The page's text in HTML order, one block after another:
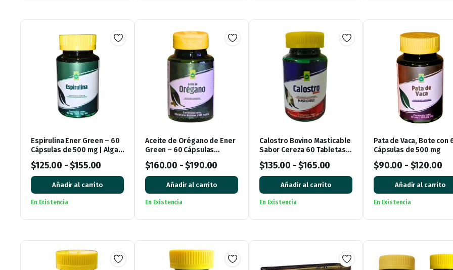
Espirulina Ener Green – 60
Cápsulas de 500 mg | Alga
Natural en Cápsulas
$125.00 -$155.00
Añadir al carrito
En Existencia
Aceite de Orégano de Ener
Green – 60 Cápsulas
Blandas
$160.00 -$190.00
Añadir al carrito
En Existencia
Calostro Bovino Masticable
Sabor Cereza 60 Tabletas
de 500 mg
$135.00 -$165.00
Añadir al carrito
En Existencia
Pata de Vaca, Bote con
Cápsulas de 500 mg
$90.00 - $120.00
Añadir al carrito
En Existencia